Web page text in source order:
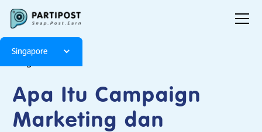
Singapore
Apa Itu Campaign
Marketing dan